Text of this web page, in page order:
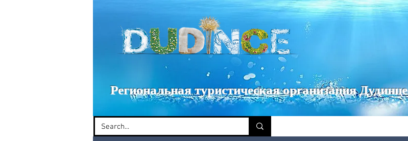
Dudinské kultúrne leto
Региональная туристическая организация Дудинце